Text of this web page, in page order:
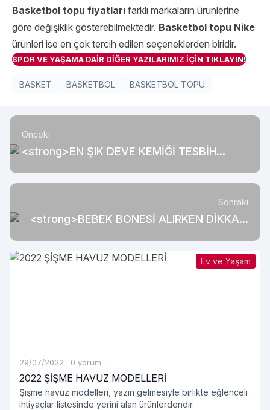
Basketbol topu fiyatları farklı markaların ürünlerine
göre değişiklik gösterebilmektedir. Basketbol topu Nike
ürünleri ise en çok tercih edilen seçeneklerden biridir.
SPOR VE YAŞAMA DAİR DİĞER YAZILARIMIZ İÇİN TIKLAYIN!
BASKET BASKETBOL BASKETBOL TOPU
Önceki
<strong>EN ŞIK DEVE KEMİĞİ TESBİH
</strong>
Sonraki
<strong>BEBEK BONESİ ALIRKEN DİKKAT!
Ev ve Yaşam
29/07/2022 · 0 yorum
2022 ŞİŞME HAVUZ MODELLERİ
Şişme havuz modelleri, yazın gelmesiyle birlikte eğlenceli
ihtiyaçlar listesinde yerini alan ürünlerdendir.